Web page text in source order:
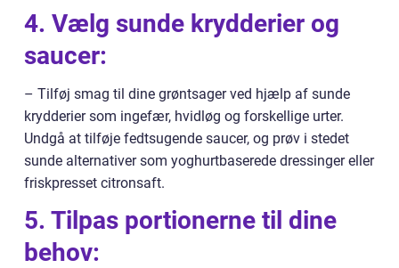
4. Vælg sunde krydderier og
saucer:
– Tilføj smag til dine grøntsager ved hjælp af sunde
krydderier som ingefær, hvidløg og forskellige urter.
Undgå at tilføje fedtsugende saucer, og prøv i stedet
sunde alternativer som yoghurtbaserede dressinger eller
friskpresset citronsaft.
5. Tilpas portionerne til dine
behov: